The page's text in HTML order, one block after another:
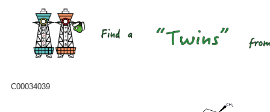
C00034039